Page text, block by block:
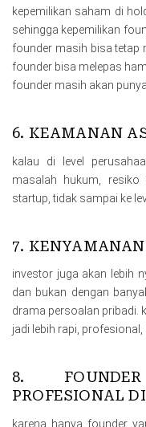
kepemilikan saham di
sehingga kepemilikan
founder masih bisa tetap
founder bisa melepas
founder masih akan
6. KEAMANAN
kalau di level
masalah hukum, resiko
startup, tidak sampai ke
7.
investor juga akan lebih
dan bukan dengan
drama persoalan pribadi.
jadi lebih rapi, profesional,
8.
PROFESIONAL
karena hanya founder